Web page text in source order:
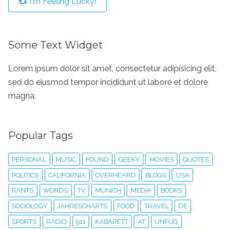
Some Text Widget
Lorem ipsum dolor sit amet, consectetur adipisicing elit,
sed do eiusmod tempor incididunt ut labore et dolore
magna.
Popular Tags
PERSONAL MUSIC FOUND GEEKY MOVIES QUOTES
POLITICS CALIFORNIA OVERHEARD BLOGS USA
RANTS WORDS TV MUNICH MEDIA BOOKS
SOCIOLOGY JAHRESCHARTS FOOD TRAVEL DE
SPORTS RADIO 911 KABARETT AT UNFUG